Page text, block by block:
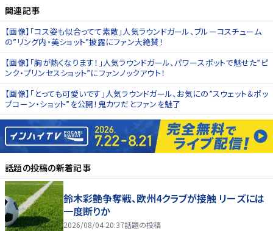
関連記事
【画像】「コス姿も似合ってて素敵」人気ラウンドガール、ブルーコスチューム
の”リング内・美ショット”披露にファン大絶賛！
【画像】「胸が熱くなります！」人気ラウンドガール、パワースポットで魅せた”ピ
ンク・プリンセスショット”にファンノックアウト！
【画像】「とっても可愛いです」人気ラウンドガール、お気にの”スウェット＆ポッ
プコーン・ショット”を公開！鬼カワだとファンを魅了
話題の投稿の新着記事
鈴木彩艶争奪戦、欧州4クラブが接触 リーズには
一度断りか
2026/08/04 20:37話題の投稿